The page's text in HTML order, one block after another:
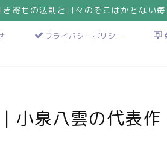
寄せの法則と日々のそこはかとない
プライバシーポリシー
小泉八雲の代表作